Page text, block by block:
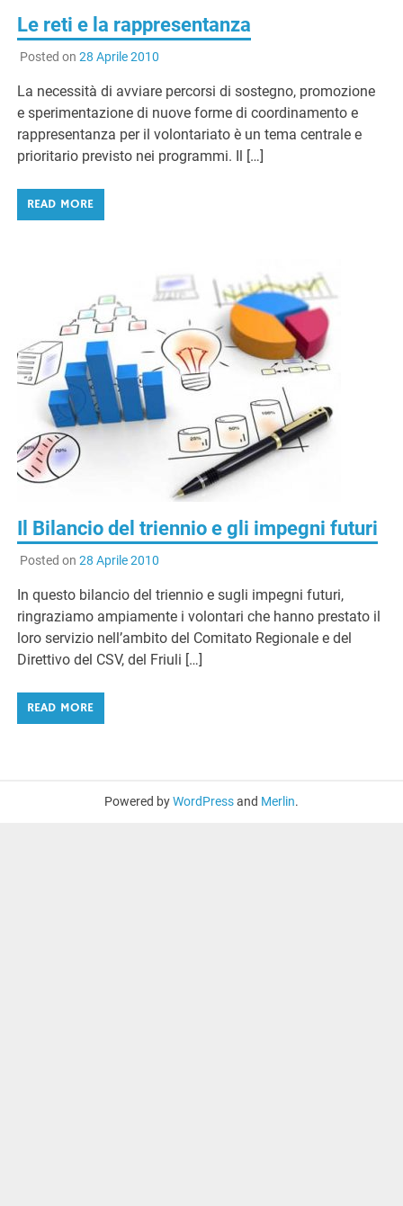
Le reti e la rappresentanza
Posted on 28 Aprile 2010
La necessità di avviare percorsi di sostegno, promozione
e sperimentazione di nuove forme di coordinamento e
rappresentanza per il volontariato è un tema centrale e
prioritario previsto nei programmi. Il […]
READ MORE
Il Bilancio del triennio e gli impegni futuri
Posted on 28 Aprile 2010
In questo bilancio del triennio e sugli impegni futuri,
ringraziamo ampiamente i volontari che hanno prestato il
loro servizio nell’ambito del Comitato Regionale e del
Direttivo del CSV, del Friuli […]
READ MORE
Powered byWordPressand Merlin.